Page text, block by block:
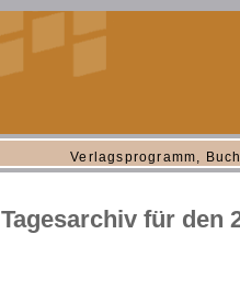
Verlagsprogramm,
Tagesarchiv für den